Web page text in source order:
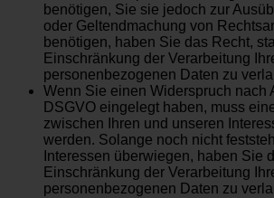
benötigen, Sie sie jedoch zur
oder Geltendmachung von
benötigen, haben Sie das Recht,
Einschränkung der Verarbeitung
personenbezogenen Daten zu
Wenn Sie einen Widerspruch nach
DSGVO eingelegt haben, muss
zwischen Ihren und unseren
werden. Solange noch nicht
Interessen überwiegen, haben Sie
Einschränkung der Verarbeitung
personenbezogenen Daten zu